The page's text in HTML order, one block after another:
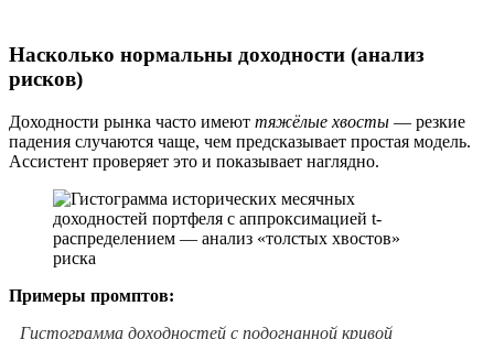
Насколько нормальны доходности (анализ
рисков)
Доходности рынка часто имеют тяжёлые хвосты — резкие
падения случаются чаще, чем предсказывает простая модель.
Ассистент проверяет это и показывает наглядно.
Примеры промптов:
Гистограмма доходностей с подогнанной кривой